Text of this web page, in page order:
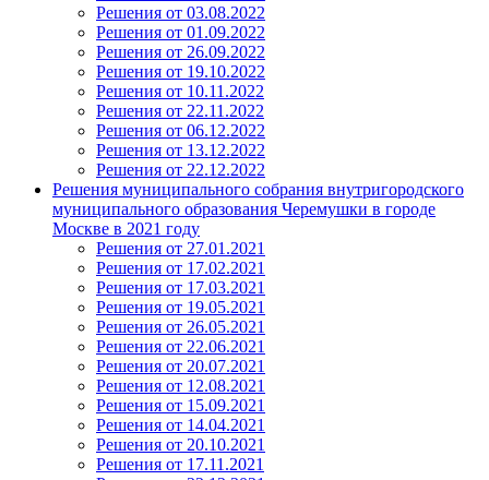
Решения от 03.08.2022
Решения от 01.09.2022
Решения от 26.09.2022
Решения от 19.10.2022
Решения от 10.11.2022
Решения от 22.11.2022
Решения от 06.12.2022
Решения от 13.12.2022
Решения от 22.12.2022
Решения муниципального собрания внутригородского
муниципального образования Черемушки в городе
Москве в 2021 году
Решения от 27.01.2021
Решения от 17.02.2021
Решения от 17.03.2021
Решения от 19.05.2021
Решения от 26.05.2021
Решения от 22.06.2021
Решения от 20.07.2021
Решения от 12.08.2021
Решения от 15.09.2021
Решения от 14.04.2021
Решения от 20.10.2021
Решения от 17.11.2021